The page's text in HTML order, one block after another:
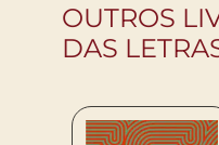
OUTROS
DAS